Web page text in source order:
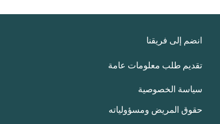
انضم إلى فريقنا
تقديم طلب معلومات عامة
سياسة الخصوصية
حقوق المريض ومسؤولياته